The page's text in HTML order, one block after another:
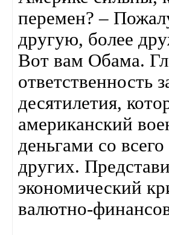
перемен? –
другую, более
Вот вам Обама.
ответственность
десятилетия,
американский
деньгами со
других.
экономический
валютно-